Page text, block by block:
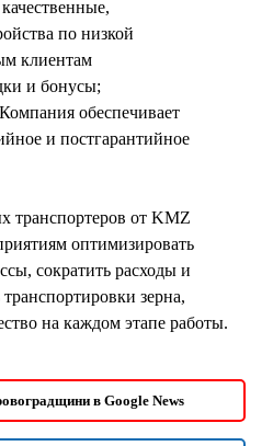
по низкой
клиентам
и бонусы;
обеспечивает
и постгарантийное
транспортеров от KMZ
оптимизировать
сократить расходы и
зерна,
на каждом этапе работы.
в Google News